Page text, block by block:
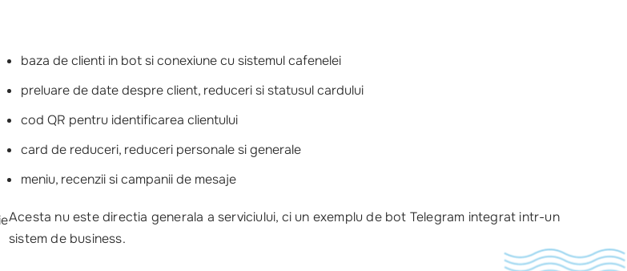
baza de clienti in bot si conexiune cu sistemul cafenelei
preluare de date despre client, reduceri si statusul cardului
cod QR pentru identificarea clientului
card de reduceri, reduceri personale si generale
meniu, recenzii si campanii de mesaje
Acesta nu este directia generala a serviciului, ci un exemplu de bot Telegram integrat intr-un
sistem de business.